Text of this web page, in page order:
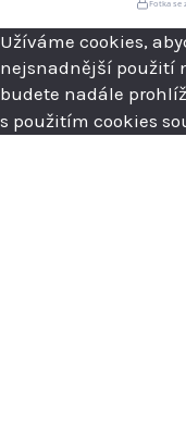
Užíváme cookies,
nejsnadnější použití
budete nadále
s použitím cookies